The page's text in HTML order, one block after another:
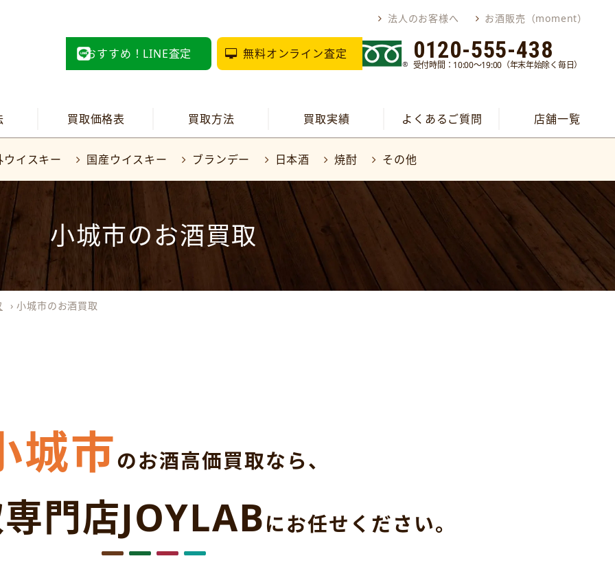
法人のお客様へ お酒販売（moment）
おすすめ！LINE査定 無料オンライン査定 0120-555-438
受付時間：10:00～19:00（年末年始除く毎日）
買取価格表 買取方法 買取実績 よくあるご質問 店舗一覧
ウイスキー 国産ウイスキー ブランデー 日本酒 焼酎 その他
小城市のお酒買取
›小城市のお酒買取
城市のお酒高価買取なら、
門店JOYLABにお任せください。